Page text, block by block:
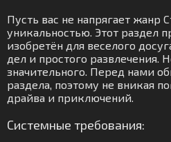
Пусть вас не напрягает жанр
уникальностью. Этот раздел
изобретён для веселого
дел и простого развлечения.
значительного. Перед нами
раздела, поэтому не вникая
драйва и приключений.
Системные требования: